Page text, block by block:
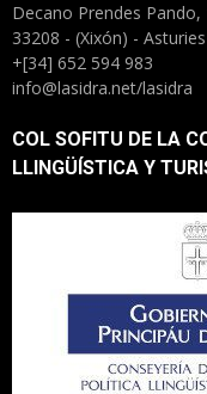
Decano Prendes Pando,
33208 - (Xixón) - Asturies
+[34] 652 594 983
info@lasidra.net/lasidra
COL SOFITU DE LA
LLINGÜÍSTICA Y